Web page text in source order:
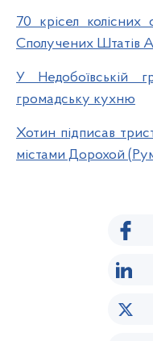
70 крісел колісних
Сполучених Штатів
У Недобоївській
громадську кухню
Хотин підписав
містами Дорохой